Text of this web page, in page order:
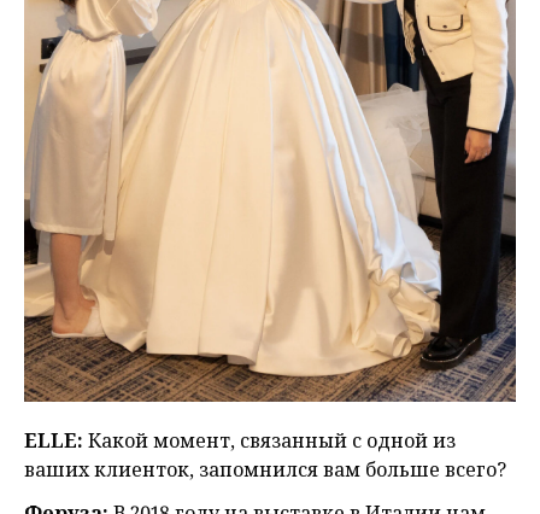
ЕLLE: Какой момент, связанный с одной из
ваших клиенток, запомнился вам больше всего?